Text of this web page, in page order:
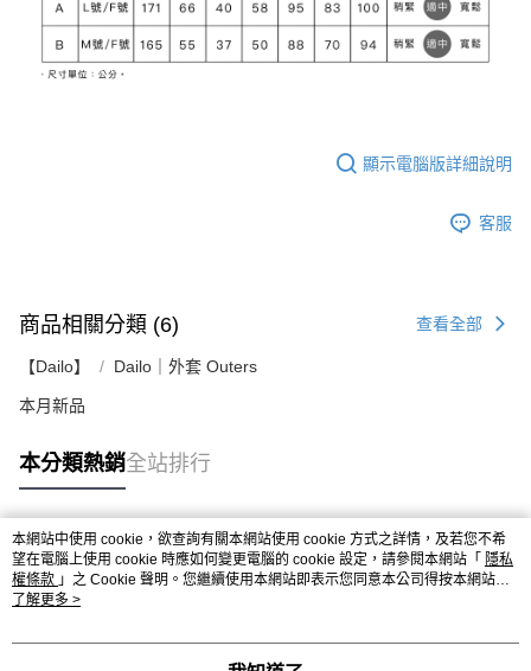
顯示電腦版詳細說明
客服
商品相關分類 (6) 查看全部
【Dailo】 Dailo｜外套 Outers
本月新品
本分類熱銷全站排行
熱門標籤
本網站中使用 cookie，欲查詢有關本網站使用 cookie 方式之詳情，及若您不希
望在電腦上使用 cookie 時應如何變更電腦的 cookie 設定，請參閱本網站「 隱私
權條款 」之 Cookie 聲明。您繼續使用本網站即表示您同意本公司得按本網站使
用條款之 Cookie 聲明使用 cookie。
了解更多 >